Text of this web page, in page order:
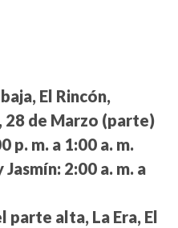
El Rincón,
28 de Marzo (parte)
p. m. a 1:00 a. m.
Jasmín: 2:00 a. m. a
parte alta, La Era, El